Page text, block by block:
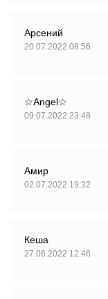
Арсений
20.07.2022 08:56
☆Angel☆
09.07.2022 23:48
Амир
02.07.2022 19:32
Кеша
27.06.2022 12:46